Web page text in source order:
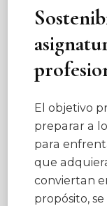
El objetivo
preparar a
para
que
conviertan
propósito,